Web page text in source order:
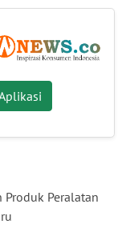
Produk Peralatan